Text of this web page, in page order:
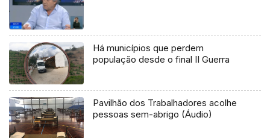
Há municípios que perdem
população desde o final II Guerra
Pavilhão dos Trabalhadores acolhe
pessoas sem-abrigo (Áudio)